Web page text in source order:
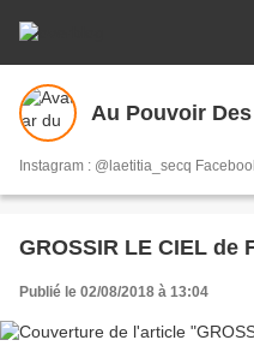
Au Pouvoir
Instagram : @laetitia_secq
GROSSIR LE CIEL de
Publié le 02/08/2018 à 13:04